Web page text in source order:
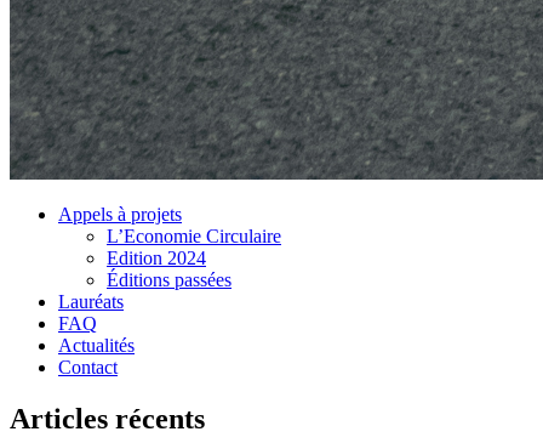
Appels à projets
L’Economie Circulaire
Edition 2024
Éditions passées
Lauréats
FAQ
Actualités
Contact
Articles récents